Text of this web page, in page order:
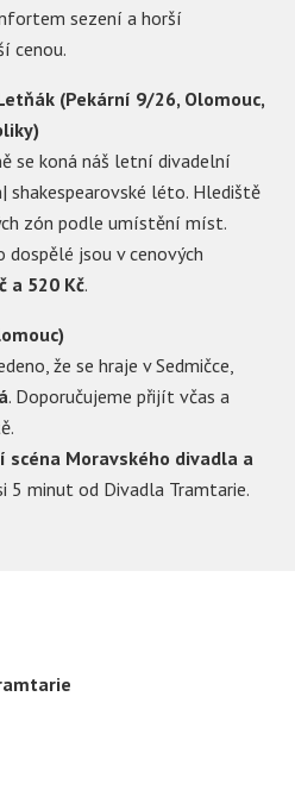
sezení a horší
cenou.
(Pekární 9/26, Olomouc,
se koná náš letní divadelní
shakespearovské léto. Hlediště
zón podle umístění míst.
dospělé jsou v cenových
a 520 Kč.
že se hraje v Sedmičce,
. Doporučujeme přijít včas a
Moravského divadla a
5 minut od Divadla Tramtarie.